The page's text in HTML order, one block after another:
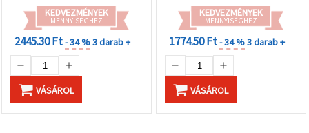
KEDVEZMÉNYEK
MENNYISÉGHEZ
2445.30 Ft- 34 %3 darab +
VÁSÁROL
KEDVEZMÉNYEK
MENNYISÉGHEZ
1774.50 Ft- 34 %3 darab +
VÁSÁROL